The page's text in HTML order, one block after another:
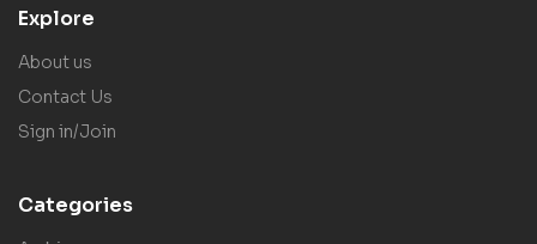
Explore
About us
Contact Us
Sign in/Join
Categories